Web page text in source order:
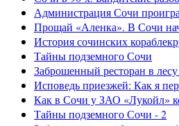
Администрация Сочи
Прощай «Аленка». В Сочи
История сочинских
Тайны подземного Сочи
Заброшенный ресторан в
Исповедь приезжей: Как я
Как в Сочи у ЗАО «Лукойл»
Тайны подземного Сочи - 2